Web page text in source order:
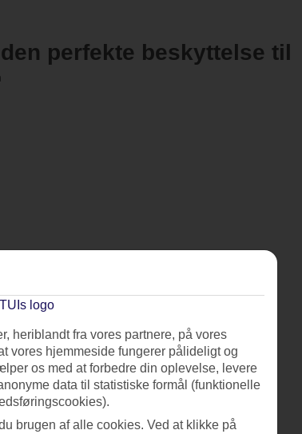
perfekte beskyttelse til
heriblandt fra vores partnere, på vores
vores hjemmeside fungerer pålideligt og
os med at forbedre din oplevelse, levere
data til statistiske formål (funktionelle
brugen af alle cookies. Ved at klikke på